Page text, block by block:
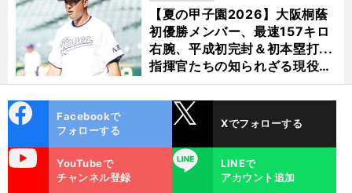
【夏の甲子園2026】大阪桐蔭
初優勝メンバー、最速157キロ
右腕、平成初完封＆初本塁打...
指揮官たちの知られざる現役時
代
ok
Facebookで
フォローする
Xでフォローする
YouTubeで
チャンネル登録
LINE
LINEで
アカウント追加